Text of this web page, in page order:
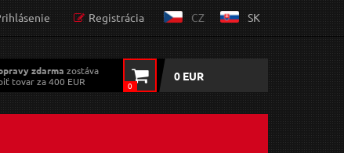
Registrácia CZ SK
zdarma zostáva
tovar za 400 EUR
0
0 EUR